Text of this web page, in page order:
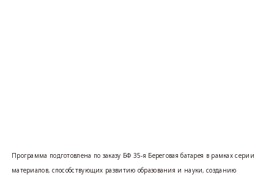
Программа подготовлена по заказу БФ 35-я Береговая батарея в рамках серии
материалов, способствующих развитию образования и науки, созданию